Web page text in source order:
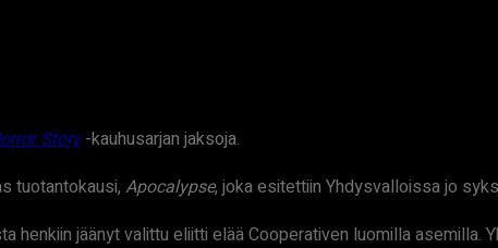
Story-kauhusarjan jaksoja.
tuotantokausi, Apocalypse, joka esitettiin Yhdysvalloissa jo
henkiin jäänyt valittu eliitti elää Cooperativen luomilla